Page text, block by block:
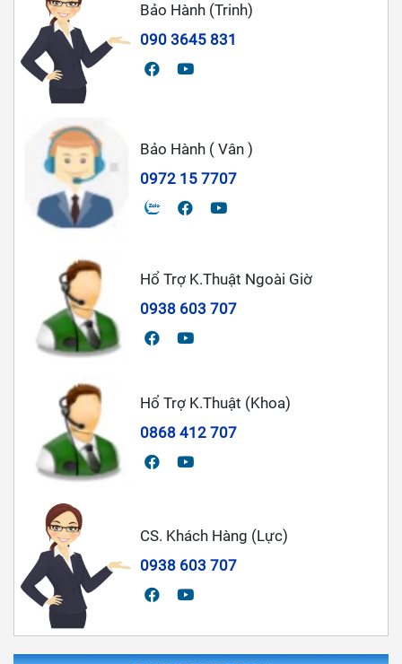
Bảo Hành (Trinh)
090 3645 831
Bảo Hành ( Vân )
0972 15 7707
Hổ Trợ K.Thuật Ngoài Giờ
0938 603 707
Hổ Trợ K.Thuật (Khoa)
0868 412 707
CS. Khách Hàng (Lực)
0938 603 707